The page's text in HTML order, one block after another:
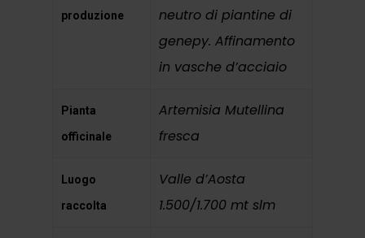
produzione
neutro di piantine di
genepy. Affinamento
in vasche d’acciaio
Pianta
officinale
Artemisia Mutellina
fresca
Luogo
raccolta
Valle d’Aosta
1.500/1.700 mt slm